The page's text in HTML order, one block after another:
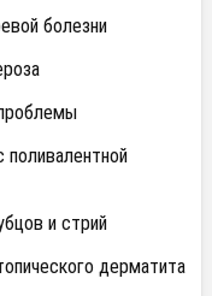
болезни
поливалентной
и стрий
дерматита